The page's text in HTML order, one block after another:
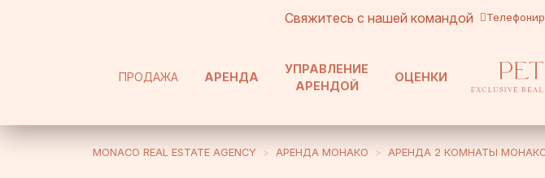
Свяжитесь с нашей командой
ПРОДАЖА АРЕНДА
УПРАВЛЕНИЕ
АРЕНДОЙ
ОЦЕНКИ
MONACO REAL ESTATE AGENCY АРЕНДА MОНАКО АРЕНДА 2 КОМНАТЫ